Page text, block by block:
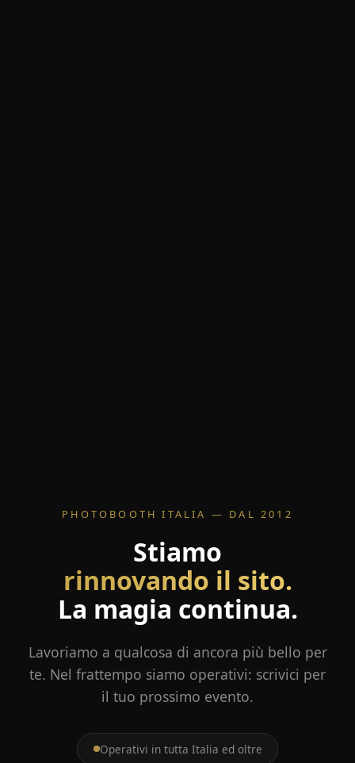
PHOTOBOOTH ITALIA — DAL 2012
Stiamo
rinnovando il sito.
La magia continua.
Lavoriamo a qualcosa di ancora più bello per
te. Nel frattempo siamo operativi: scrivici per
il tuo prossimo evento.
Operativi in tutta Italia ed oltre